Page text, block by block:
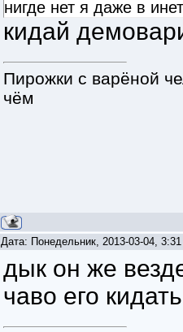
нигде нет я даже в
кидай
Пирожки с варёной
чём
Дата: Понедельник, 2013-03-04,
дык он же
чаво его кидать